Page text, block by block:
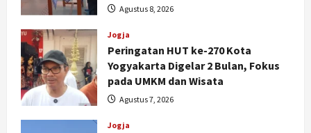
Agustus 8, 2026
Jogja
Peringatan HUT ke-270 Kota
Yogyakarta Digelar 2 Bulan, Fokus
pada UMKM dan Wisata
Agustus 7, 2026
Jogja